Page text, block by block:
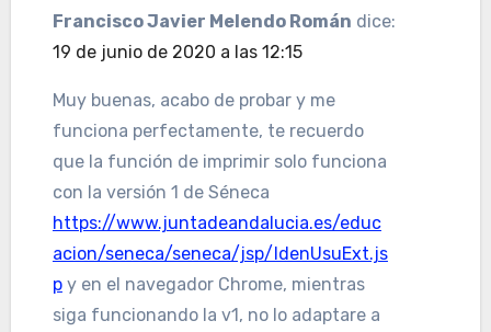
Francisco Javier Melendo Román dice:
19 de junio de 2020 a las 12:15
Muy buenas, acabo de probar y me
funciona perfectamente, te recuerdo
que la función de imprimir solo funciona
con la versión 1 de Séneca
https://www.juntadeandalucia.es/educ
acion/seneca/seneca/jsp/IdenUsuExt.js
py en el navegador Chrome, mientras
siga funcionando la v1, no lo adaptare a